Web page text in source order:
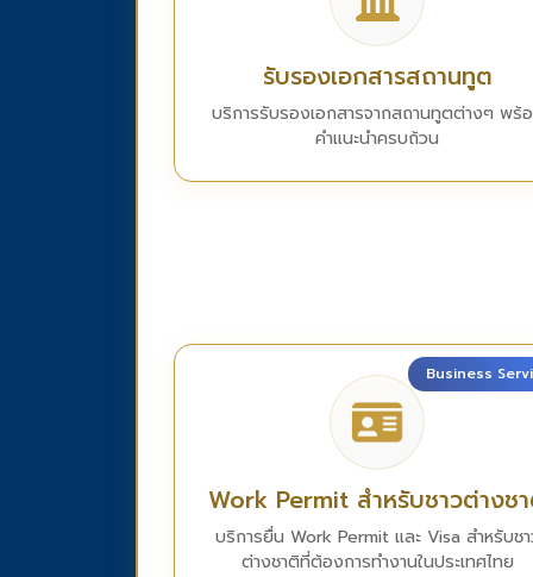
รับรองเอกสารสถานทูต
บริการรับรองเอกสารจากสถานทูตต่างๆ พร้
คำแนะนำครบถ้วน
Business
Work Permit สำหรับชาวต่างช
บริการยื่น Work Permit และ Visa สำหรับช
ต่างชาติที่ต้องการทำงานในประเทศไทย